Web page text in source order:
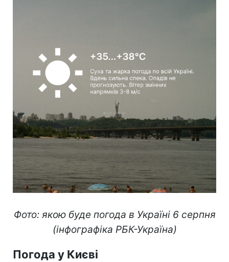
Фото: якою буде погода в Україні 6 серпня
(інфографіка РБК-Україна)
Погода у Києві